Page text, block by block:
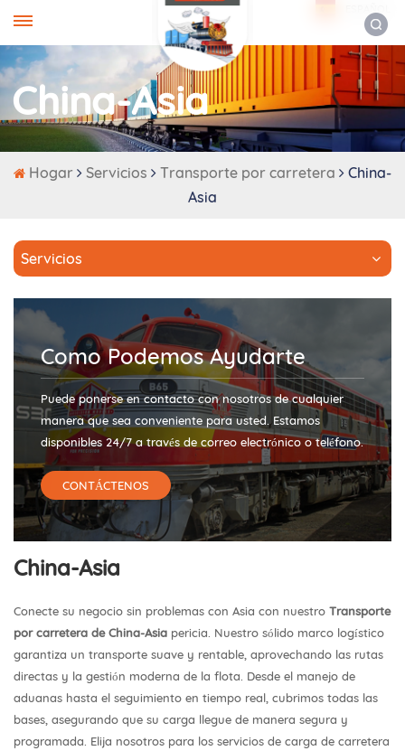
China-Asia
Hogar Servicios Transporte por carretera
China-
Asia
Servicios
Como Podemos Ayudarte
Puede ponerse en contacto con nosotros de cualquier
manera que sea conveniente para usted. Estamos
disponibles 24/7 a través de correo electrónico o teléfono.
CONTÁCTENOS
China-Asia
Conecte su negocio sin problemas con Asia con nuestro Transporte
por carretera de China-Asia pericia. Nuestro sólido marco logístico
garantiza un transporte suave y rentable, aprovechando las rutas
directas y la gestión moderna de la flota. Desde el manejo de
aduanas hasta el seguimiento en tiempo real, cubrimos todas las
bases, asegurando que su carga llegue de manera segura y
programada. Elija nosotros para los servicios de carga de carretera